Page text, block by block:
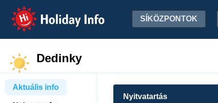
Holiday Info SÍKÖZPONTOK
Dedinky
Aktuális info
Nyitvatartás